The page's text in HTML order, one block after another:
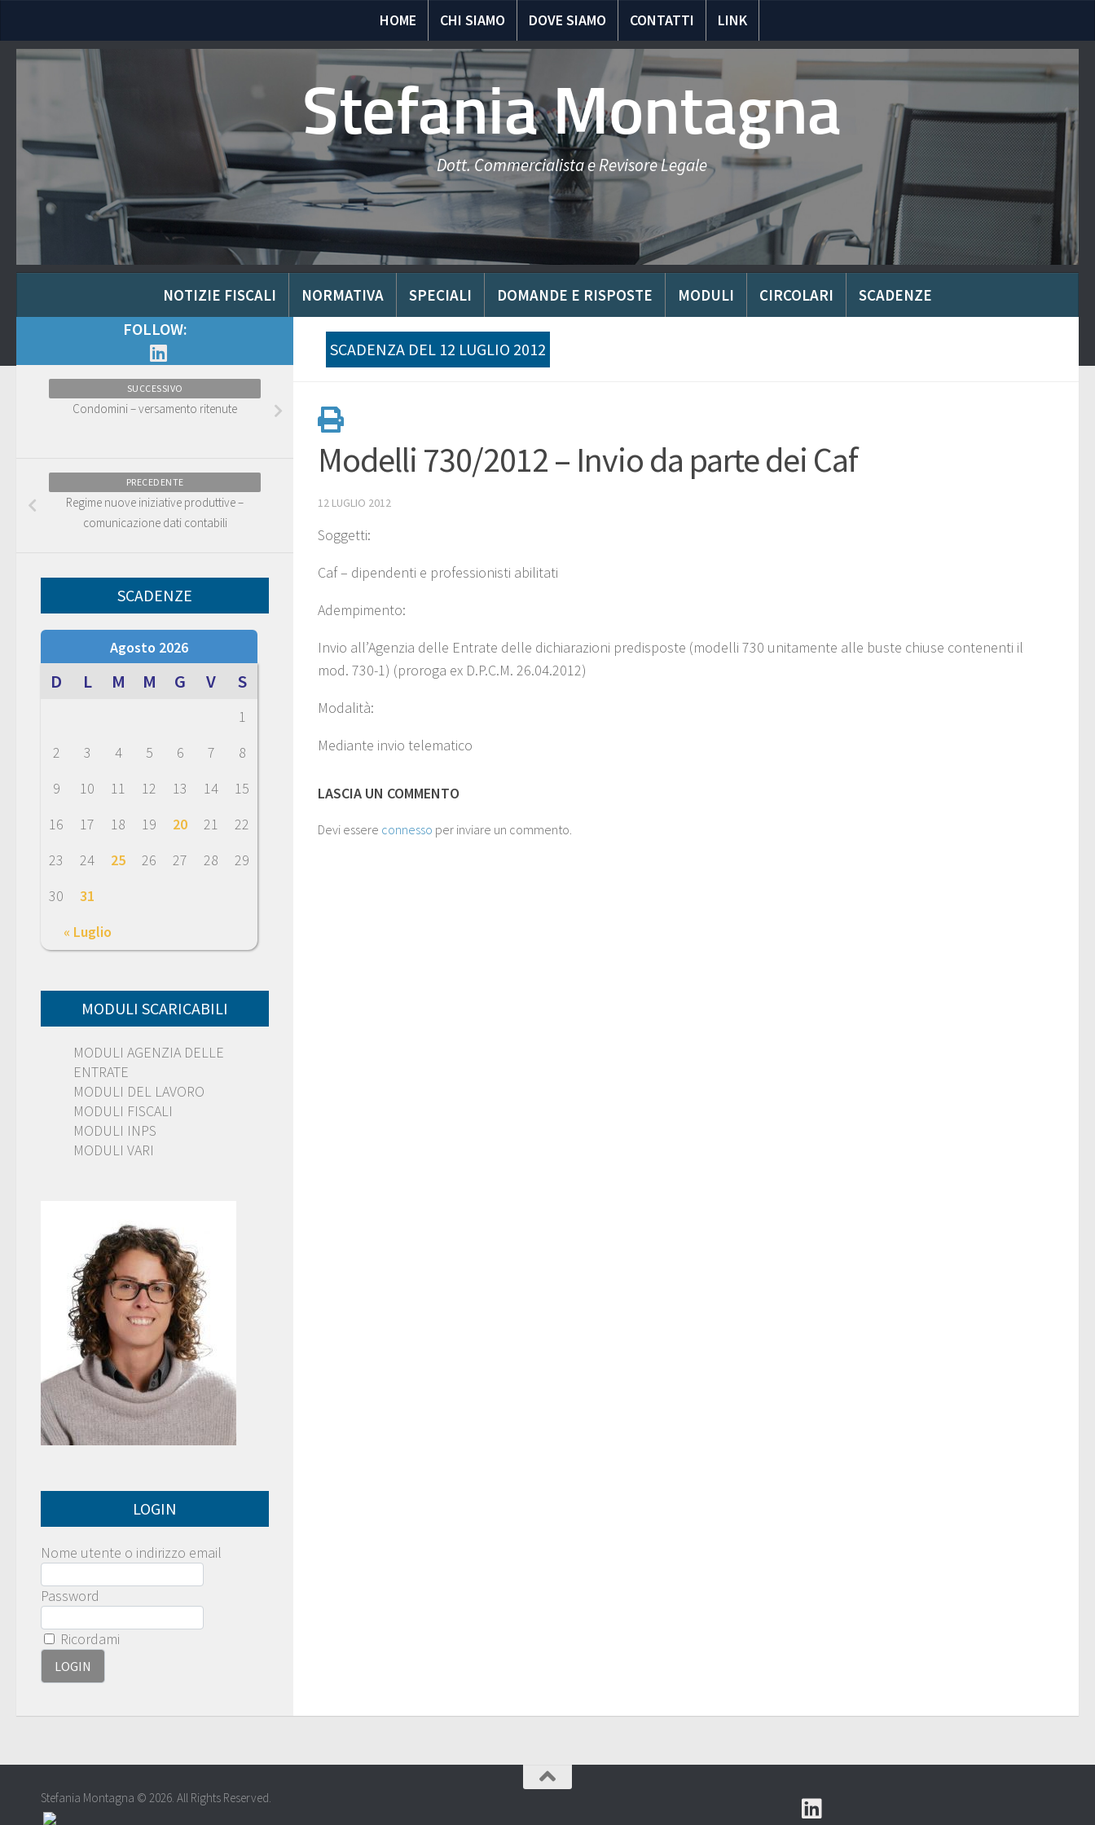
HOME CHI SIAMO DOVE SIAMO CONTATTI LINK
Stefania Montagna
Dott. Commercialista e Revisore Legale
NOTIZIE FISCALI NORMATIVA SPECIALI DOMANDE E RISPOSTE MODULI CIRCOLARI SCADENZE
SCADENZA DEL 12 LUGLIO 2012
Modelli 730/2012 – Invio da parte dei Caf
12 LUGLIO 2012
Soggetti:
Caf – dipendenti e professionisti abilitati
Adempimento:
Invio all’Agenzia delle Entrate delle dichiarazioni predisposte (modelli 730 unitamente alle buste chiuse contenenti il
mod. 730-1) (proroga ex D.P.C.M. 26.04.2012)
Modalità:
Mediante invio telematico
LASCIA UN COMMENTO
Devi essere connesso per inviare un commento.
FOLLOW:
SUCCESSIVO
Condomini – versamento ritenute
PRECEDENTE
Regime nuove iniziative produttive –
comunicazione dati contabili
SCADENZE
Agosto 2026
D L M M G V S
« Luglio
1
2
3 4 5 6 7
8
9
10 11 12 13 14
15
16
17 18 19 20 21
22
23
24 25 26 27 28
29
30
31
MODULI SCARICABILI
MODULI AGENZIA DELLE
ENTRATE
MODULI DEL LAVORO
MODULI FISCALI
MODULI INPS
MODULI VARI
LOGIN
Nome utente o indirizzo email
Password
Ricordami
Stefania Montagna © 2026. All Rights Reserved.